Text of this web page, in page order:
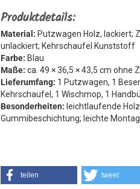
Produktdetails:
Material: Putzwagen Holz, lackiert;
unlackiert; Kehrschaufel Kunststoff
Farbe: Blau
Maße: ca. 49 × 36,5 × 43,5 cm ohne
Lieferumfang: 1 Putzwagen, 1
Kehrschaufel, 1 Wischmop, 1
Besonderheiten: leichtlaufende
Gummibeschichtung; leichte
teilen tweet